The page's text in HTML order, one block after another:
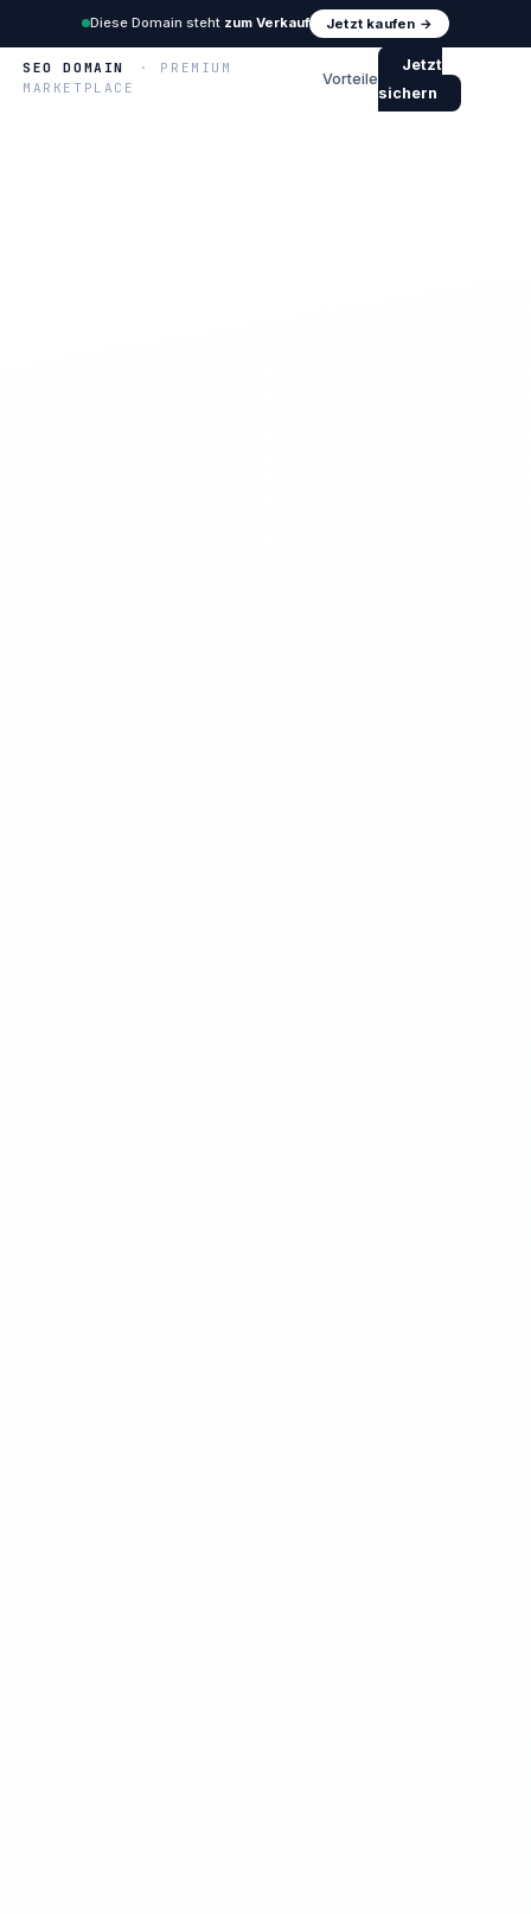
Diese Domain steht zum Verkauf Jetzt kaufen →
SEO DOMAIN
· PREMIUM
MARKETPLACE
Vorteile
Jetzt
sichern